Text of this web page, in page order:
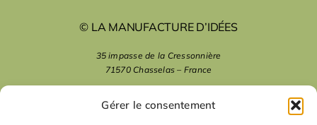
Gérer le consentement
© LA MANUFACTURE D’IDÉES
35 impasse de la Cressonnière
71570 Chasselas – France
mentions légales